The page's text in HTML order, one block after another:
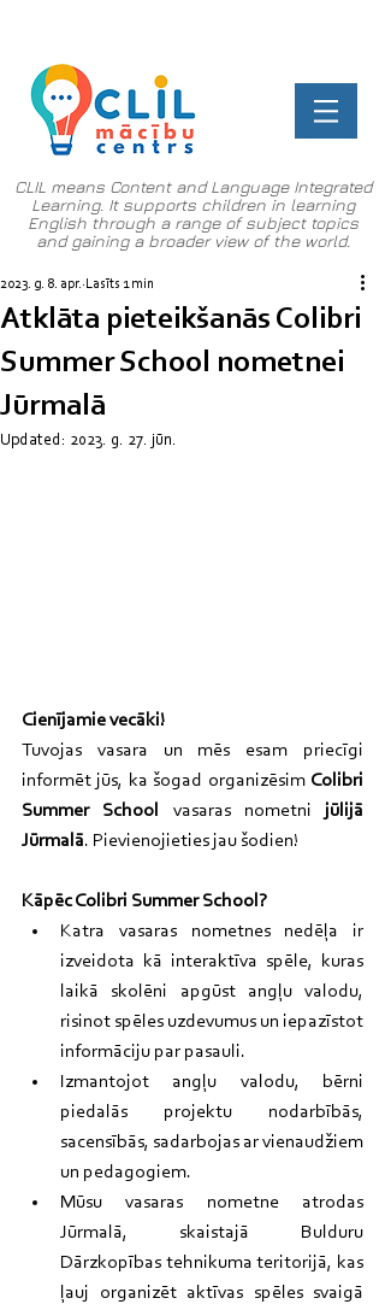
CLIL means Content and Language Integrated
Learning. It supports children in learning
English through a range of subject topics
and gaining a broader view of the world.
Atklāta pieteikšanās Colibri
Summer School nometnei
Jūrmalā
2023. g. 8. apr. Lasīts 1 min
Updated: 2023. g. 27. jūn.
Cienījamie vecāki!
Tuvojas vasara un mēs esam priecīgi
informēt jūs, ka šogad organizēsim Colibri
Summer School
vasaras nometni jūlijā
Jūrmalā. Pievienojieties jau šodien!
Kāpēc Colibri Summer School?
Katra vasaras nometnes nedēļa ir
izveidota kā interaktīva spēle, kuras
laikā skolēni apgūst angļu valodu,
risinot spēles uzdevumus un iepazīstot
informāciju par pasauli.
Izmantojot angļu valodu, bērni
piedalās projektu nodarbībās,
sacensībās, sadarbojas ar vienaudžiem
un pedagogiem.
Mūsu vasaras nometne atrodas
Jūrmalā, skaistajā Bulduru
Dārzkopības tehnikuma teritorijā, kas
ļauj organizēt aktīvas spēles svaigā